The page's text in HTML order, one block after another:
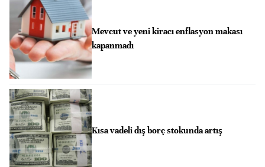
Mevcut ve yeni kiracı enflasyon makası
kapanmadı
Kısa vadeli dış borç stokunda artış